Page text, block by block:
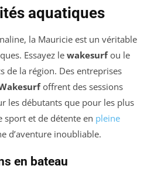
aquatiques
la Mauricie est un véritable
Essayez le wakesurfou le
de la région. Des entreprises
offrent des sessions
les débutants que pour les plus
sport et de détente en pleine
d’aventure inoubliable.
en bateau